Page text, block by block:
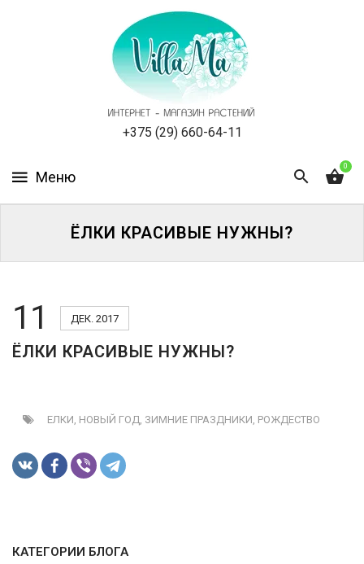
+375 (29) 660-64-11
0
НОВОСТИ,
АКЦИИ
УСЛУГИ
ОДНОЛЕТНИЕ
ВОЙТИ
ЁЛКИ КРАСИВЫЕ НУЖНЫ?
11 ДЕК. 2017
ЁЛКИ КРАСИВЫЕ НУЖНЫ?
ЕЛКИ, НОВЫЙ ГОД, ЗИМНИЕ ПРАЗДНИКИ, РОЖДЕСТВО
КАТЕГОРИИ БЛОГА